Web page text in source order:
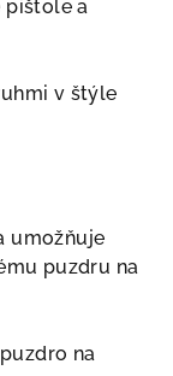
pištole a
v štýle
umožňuje
puzdru na
na